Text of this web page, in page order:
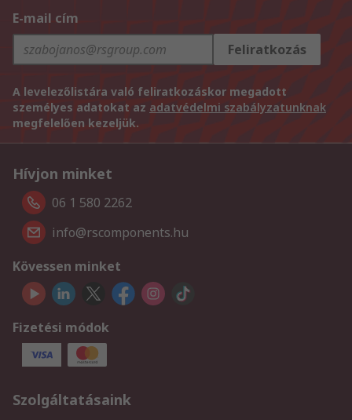
E-mail cím
Feliratkozás
A levelezőlistára való feliratkozáskor megadott
személyes adatokat az adatvédelmi szabályzatunknak
megfelelően kezeljük.
Hívjon minket
06 1 580 2262
info@rscomponents.hu
Kövessen minket
Fizetési módok
Szolgáltatásaink